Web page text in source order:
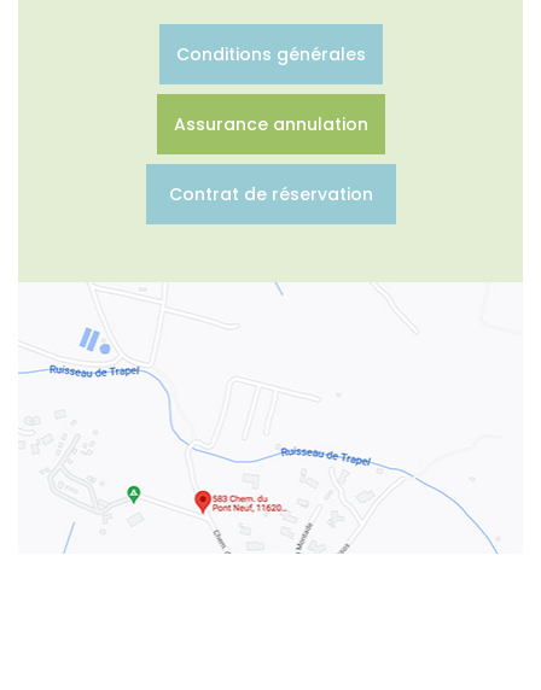
Conditions générales
Assurance annulation
Contrat de réservation